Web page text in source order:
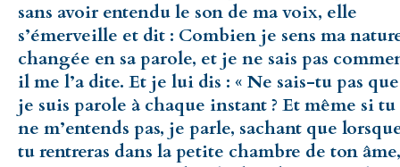
sans avoir entendu le son de ma voix, elle
s’émerveille et dit : Combien je sens ma
changée en sa parole, et je ne sais pas
il me l’a dite. Et je lui dis : « Ne sais-tu pas que
je suis parole à chaque instant ? Et même si tu
ne m’entends pas, je parle, sachant que
tu rentreras dans la petite chambre de ton âme,